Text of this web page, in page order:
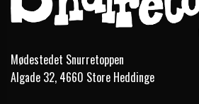
Mødestedet Snurretoppen
Algade 32, 4660 Store Heddinge